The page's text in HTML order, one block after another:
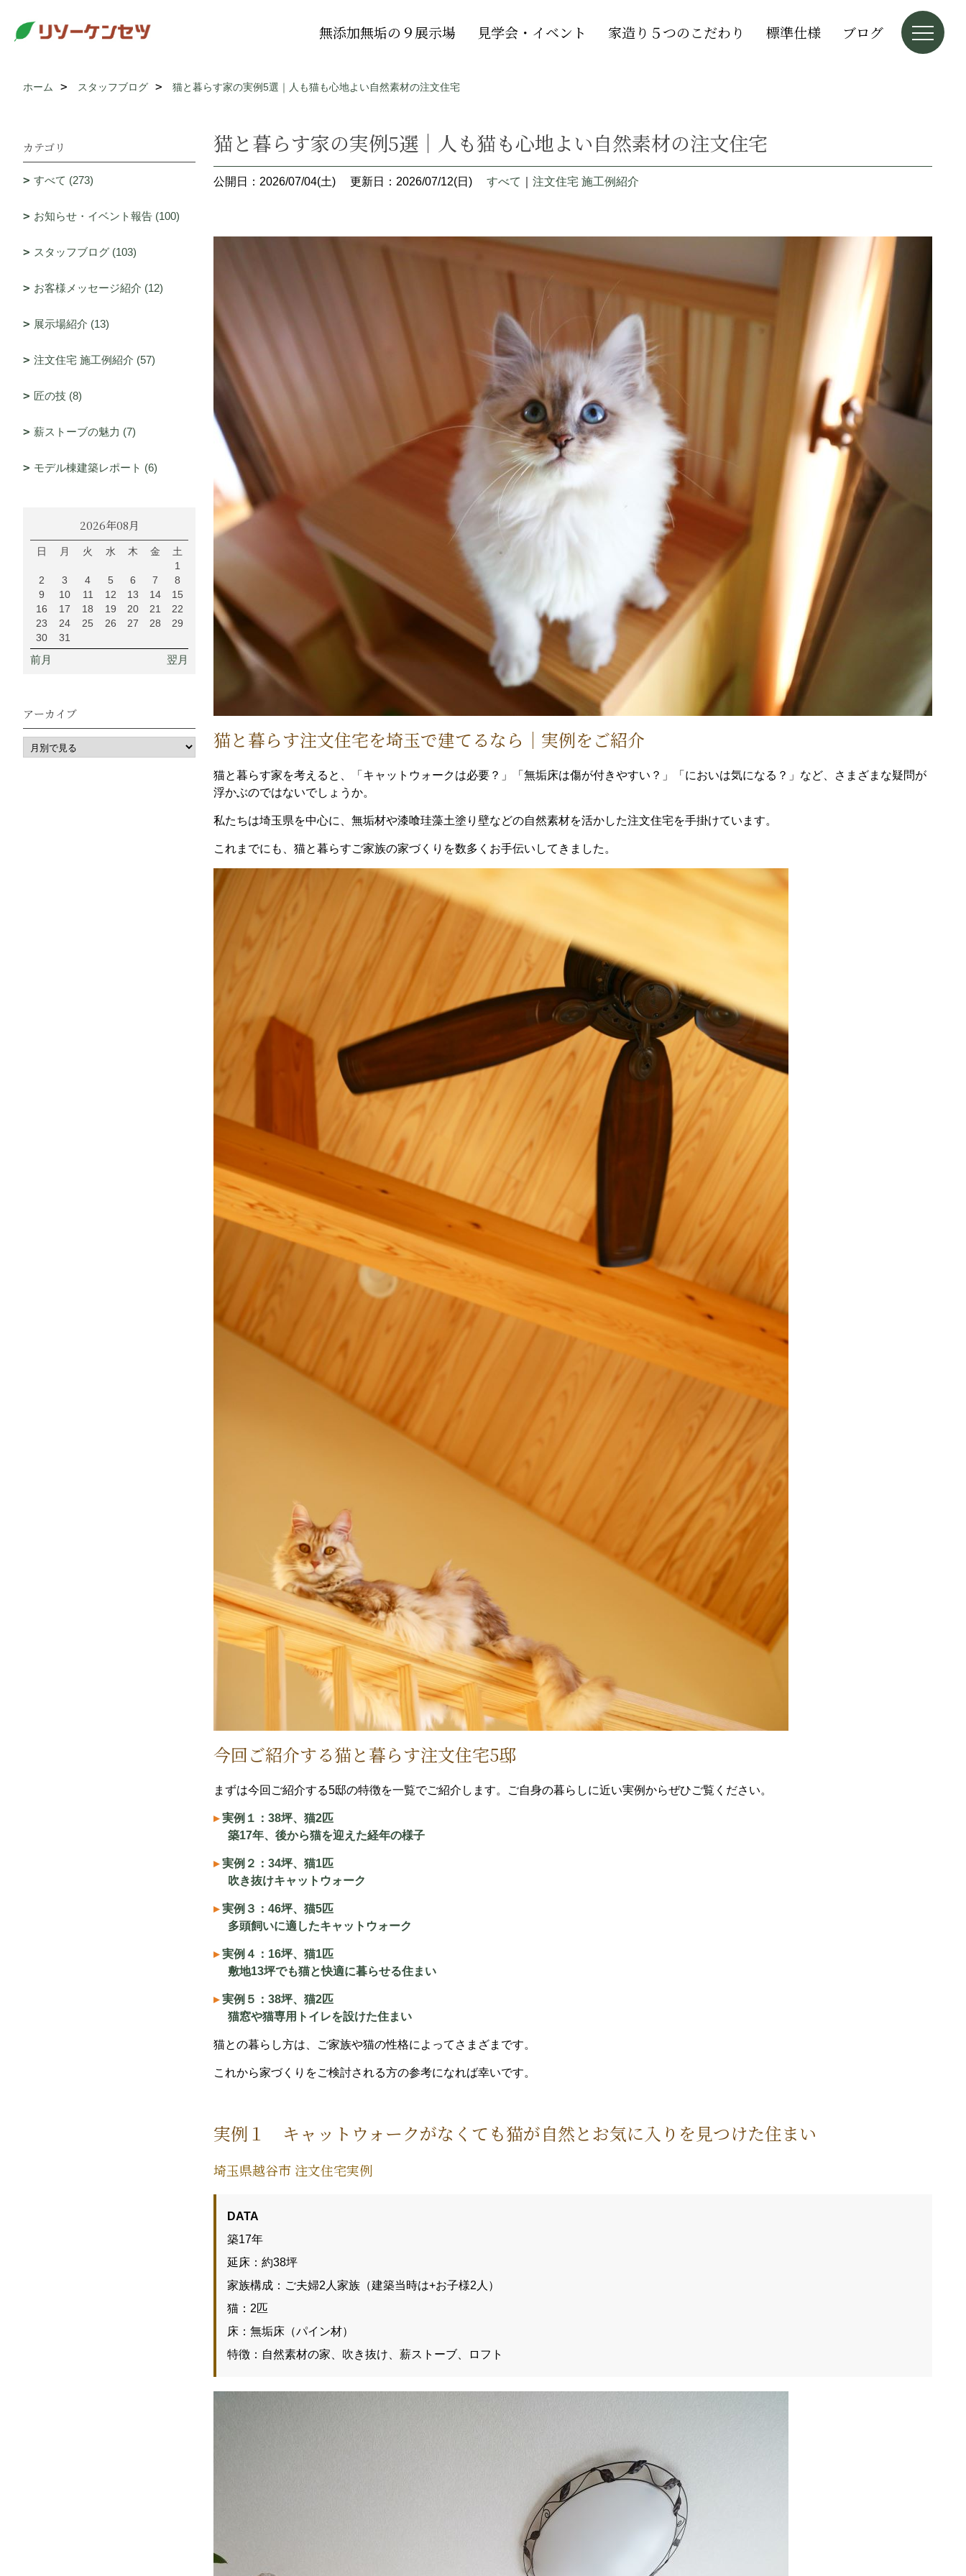
無添加無垢の９展示場 見学会・イベント 家造り５つのこだわり 標準仕様 ブログ
ホーム スタッフブログ 猫と暮らす家の実例5選｜人も猫も心地よい自然素材の注文住宅
猫と暮らす家の実例5選｜人も猫も心地よい自然素材の注文住宅
公開日：2026/07/04(土) 更新日：2026/07/12(日) すべて 注文住宅 施工例紹介
猫と暮らす注文住宅を埼玉で建てるなら｜実例をご紹介
猫と暮らす家を考えると、「キャットウォークは必要？」「無垢床は傷が付きやすい？」「においは気になる？」など、さまざまな疑問が
浮かぶのではないでしょうか。
私たちは埼玉県を中心に、無垢材や漆喰珪藻土塗り壁などの自然素材を活かした注文住宅を手掛けています。
これまでにも、猫と暮らすご家族の家づくりを数多くお手伝いしてきました。
今回ご紹介する猫と暮らす注文住宅5邸
まずは今回ご紹介する5邸の特徴を一覧でご紹介します。ご自身の暮らしに近い実例からぜひご覧ください。
▸実例１：38坪、猫2匹
築17年、後から猫を迎えた経年の様子
▸実例２：34坪、猫1匹
吹き抜けキャットウォーク
▸実例３：46坪、猫5匹
多頭飼いに適したキャットウォーク
▸実例４：16坪、猫1匹
敷地13坪でも猫と快適に暮らせる住まい
▸実例５：38坪、猫2匹
猫窓や猫専用トイレを設けた住まい
猫との暮らし方は、ご家族や猫の性格によってさまざまです。
これから家づくりをご検討される方の参考になれば幸いです。
実例１ キャットウォークがなくても猫が自然とお気に入りを見つけた住まい
埼玉県越谷市 注文住宅実例
DATA
築17年
延床：約38坪
家族構成：ご夫婦2人家族（建築当時は+お子様2人）
猫：2匹
床：無垢床（パイン材）
特徴：自然素材の家、吹き抜け、薪ストーブ、ロフト
カテゴリ
すべて (273)
お知らせ・イベント報告 (100)
スタッフブログ (103)
お客様メッセージ紹介 (12)
展示場紹介 (13)
注文住宅 施工例紹介 (57)
匠の技 (8)
薪ストーブの魅力 (7)
モデル棟建築レポート (6)
2026年08月
日 月 火 水 木 金
土
1
2
3 4 5 6 7
8
9
10 11 12 13 14
15
16
17 18 19 20 21
22
23
24 25 26 27 28
29
30
31
前月 翌月
アーカイブ